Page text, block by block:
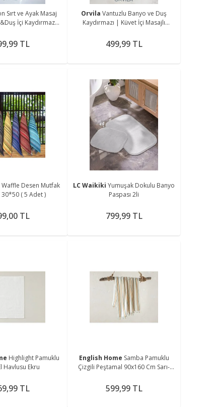
Sırt ve Ayak Masaj
TL
OrvilaVantuzlu Banyo ve Duş
Kaydırmazı | Küvet İçi Masajlı
36x70 Cm
499,99 TL
Waffle Desen Mutfak
30*50 ( 5 Adet )
TL
LC WaikikiYumuşak Dokulu Banyo
Paspası 2li
799,99 TL
Highlight Pamuklu
Havlusu Ekru
TL
English Home Samba Pamuklu
Çizgili Peştamal 90x160 Cm Sarı-
599,99 TL